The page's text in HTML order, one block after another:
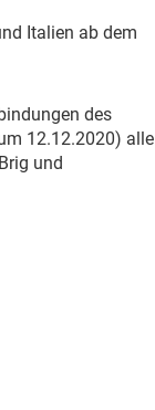
Italien ab dem
des
12.12.2020) alle
und